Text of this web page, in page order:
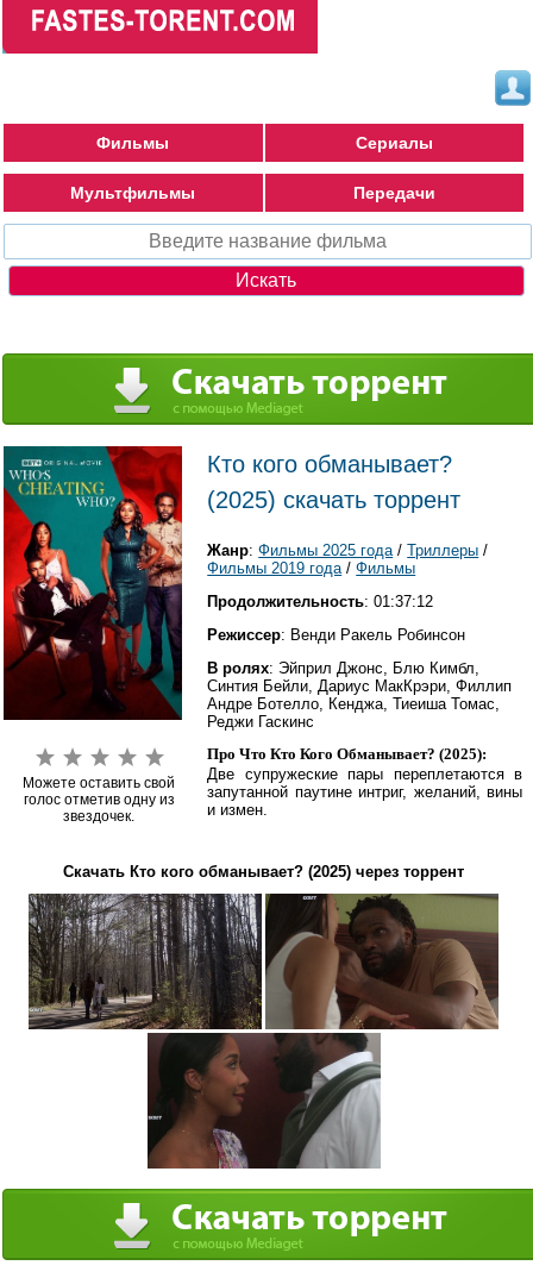
Фильмы Сериалы
Мультфильмы Передачи
Можете оставить свой
голос отметив одну из
звездочек.
Кто кого обманывает?
(2025) скачать торрент
Жанр:Фильмы 2025 года/Триллеры /
Фильмы 2019 года/Фильмы
Продолжительность: 01:37:12
Режиссер: Венди Ракель Робинсон
В ролях: Эйприл Джонс, Блю Кимбл,
Синтия Бейли, Дариус МакКрэри, Филлип
Андре Ботелло, Кенджа, Тиеиша Томас,
Реджи Гаскинс
Про Что Кто Кого Обманывает? (2025):
Две супружеские пары переплетаются в
запутанной паутине интриг, желаний, вины
и измен.
Скачать Кто кого обманывает? (2025) через торрент